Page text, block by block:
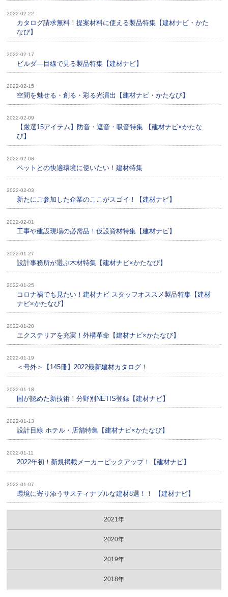
2022-02-22
カタログ請求無料！提案材料に使える製品特集【建材ナビ・かた
なび】
2022-02-17
ビルダ―目線で見る製品特集【建材ナビ】
2022-02-15
空間を魅せる・創る・彩る光演出【建材ナビ・かたなび】
2022-02-09
【厳選15アイテム】防音・遮音・吸音特集 【建材ナビ×かたな
び】
2022-02-08
ペットとの快適環境に使いたい！建材特集
2022-02-03
新たにご参加した企業のここがスゴイ！【建材ナビ】
2022-02-01
工事や建設現場の必需品！仮設資材特集【建材ナビ】
2022-01-27
設計事務所が選ぶ木材特集【建材ナビ×かたなび】
2022-01-25
コロナ禍でも見たい！建材ナビ スタッフオススメ製品特集【建材
ナビ×かたなび】
2022-01-20
エクステリアを充実！外構革命【建材ナビ×かたなび】
2022-01-19
＜号外＞【145冊】2022最新建材カタログ！
2022-01-18
国が認めた新技術！分野別NETIS登録【建材ナビ】
2022-01-13
設計目線 ホテル・店舗特集【建材ナビ×かたなび】
2022-01-11
2022年初！新規掲載メーカーピックアップ！【建材ナビ】
2022-01-07
環境に寄り添うサスティナブルな建材8選！！ 【建材ナビ】
2021年
2020年
2019年
2018年